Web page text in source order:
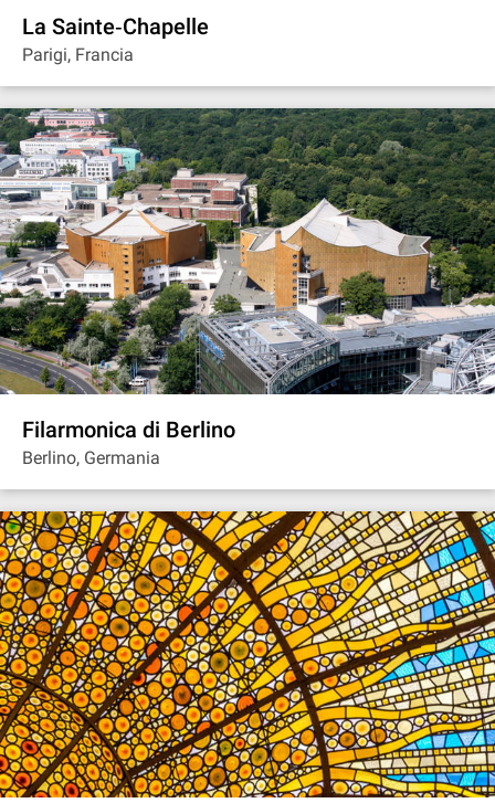
La Sainte‐Chapelle
Parigi, Francia
Filarmonica di Berlino
Berlino, Germania